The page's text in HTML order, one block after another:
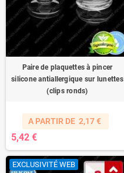
Paire de plaquettes à pincer
silicone antiallergique sur lunettes
(clips ronds)
A PARTIR DE 2,17 €
5,42 €
EXCLUSIVITÉ WEB